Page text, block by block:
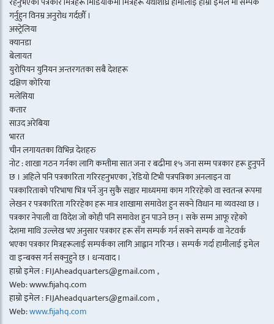
गर्नुहुन विनम्र अनुरोध गर्दछौँ ।
अस्ट्रेलिया
क्यानडा
बेलायत
युरोपियन युनियन अन्तरगतका सबै देशहरू
दक्षिण कोरिया
मलेसिया
कतार
साउद अरेबिया
भारत
चीन लगायतका विभिन्न देशहरु
नोट : शाखा गठन गर्नका लागि कम्तीमा सात जना र बढीमा १५ जना सम्म पत्रकार हरू हुनुपर्ने
छ । अहिले पनि पत्रकारिता गरिरहनुभएका , रेडियो टिभी पत्रपत्रिका अनलाइन वा
पत्रकारिताको परिभाषा भित्र पर्ने जुन सुकै सञ्चार माध्यममा काम गरिरहेको वा स्वतन्त्र रूपमा
लेखन र पत्रकारिता गरिरहेका हरू मात्र शाखामा समावेश हुन सक्ने विधान मा व्यवस्था छ ।
पत्रकार नेपाली वा विदेश जो कोही पनि समावेश हुन पाउने छन् । सके सम्म आफू रहेको
देशमा माथि उल्लेख भए अनुसार पत्रकार हरू सँग सम्पर्क गर्न सक्ने सम्पर्क वा नेटवर्क
भएका पत्रकार मित्रहरूलाई सम्पर्कका लागि आह्वान गरिन्छ । सम्पर्क गर्दा हामीलाई इमेल
वा इन्बक्स गर्न सक्नुहुने छ । धन्यवाद ।
हाम्रो इमेल : FIJAheadquarters@gmail.com ,
Web: www.fijahq.com
हाम्रो इमेल : FIJAheadquarters@gmail.com ,
Web:www.fijahq.com